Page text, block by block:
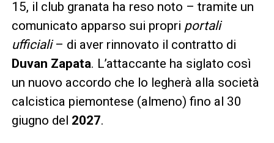
15, il club granata ha reso noto – tramite un
comunicato apparso sui propri portali
ufficiali– di aver rinnovato il contratto di
Duvan Zapata. L’attaccante ha siglato così
un nuovo accordo che lo legherà alla società
calcistica piemontese (almeno) fino al 30
giugno del 2027.